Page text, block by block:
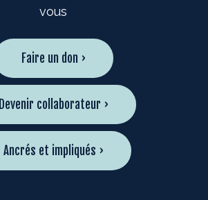
vous
Faire un don ›
Devenir collaborateur ›
Ancrés et impliqués ›